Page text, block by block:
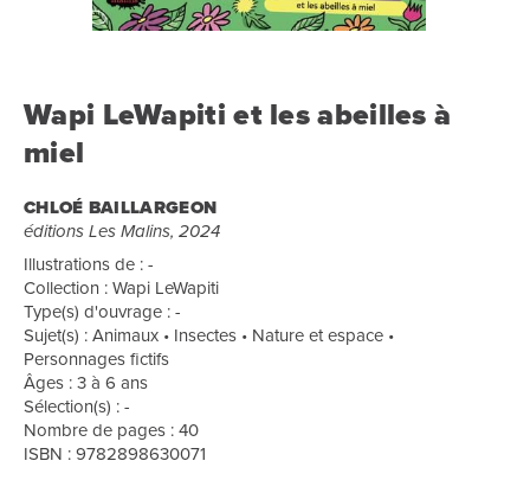
Wapi LeWapiti et les abeilles à
miel
CHLOÉ BAILLARGEON
éditions Les Malins, 2024
Illustrations de : -
Collection : Wapi LeWapiti
Type(s) d'ouvrage : -
Sujet(s) : Animaux • Insectes • Nature et espace •
Personnages fictifs
Âges : 3 à 6 ans
Sélection(s) : -
Nombre de pages : 40
ISBN : 9782898630071